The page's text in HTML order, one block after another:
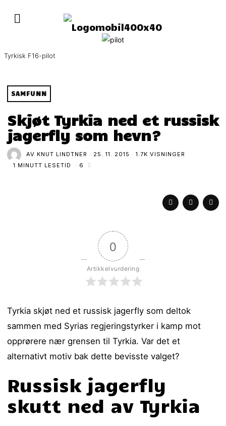
Tyrkisk F16-pilot
SAMFUNN
Skjøt Tyrkia ned et russisk
jagerfly som hevn?
AV KNUT LINDTNER 25. 11. 2015
1.7K VISNINGER
1 MINUTT LESETID
6
0
Artikkelvurdering
Tyrkia skjøt ned et russisk jagerfly som deltok
sammen med Syrias regjeringstyrker i kamp mot
opprørere nær grensen til Tyrkia. Var det et
alternativt motiv bak dette bevisste valget?
Russisk jagerfly
skutt ned av Tyrkia